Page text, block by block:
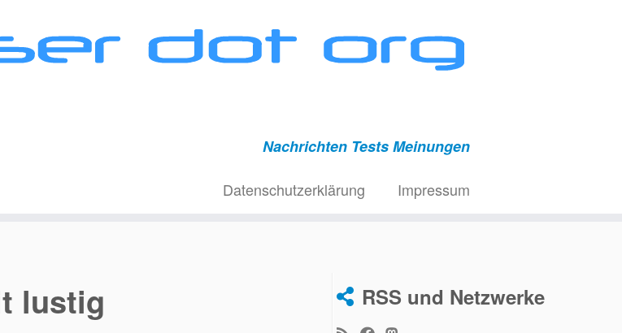
Nachrichten Tests Meinungen
Datenschutzerklärung Impressum
lustig RSS und Netzwerke